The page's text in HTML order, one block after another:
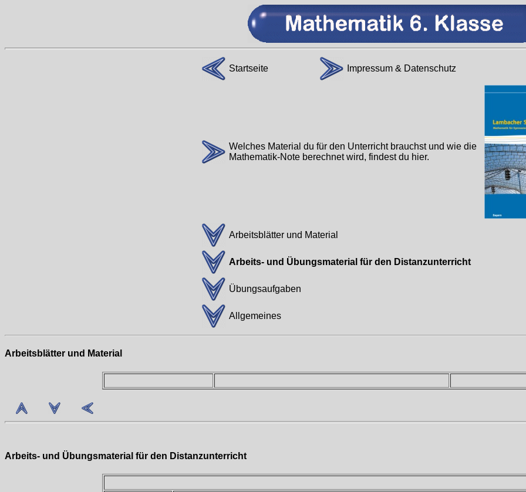
Startseite Impressum & Datenschutz
Welches Material du für den Unterricht brauchst und wie die
Mathematik-Note berechnet wird, findest du hier.
Arbeitsblätter und Material
Arbeits- und Übungsmaterial für den Distanzunterricht
Übungsaufgaben
Allgemeines
Arbeitsblätter und Material
Arbeits- und Übungsmaterial für den Distanzunterricht